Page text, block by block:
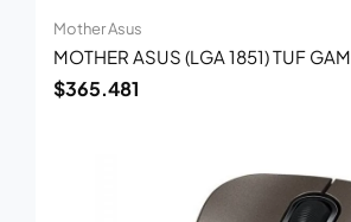
Mother Asus
MOTHER ASUS (LGA 1851) TUF GAM
$365.481